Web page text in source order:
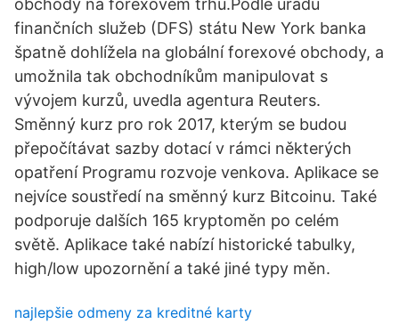
obchody na forexovém trhu.Podle úřadu
finančních služeb (DFS) státu New York banka
špatně dohlížela na globální forexové obchody, a
umožnila tak obchodníkům manipulovat s
vývojem kurzů, uvedla agentura Reuters.
Směnný kurz pro rok 2017, kterým se budou
přepočítávat sazby dotací v rámci některých
opatření Programu rozvoje venkova. Aplikace se
nejvíce soustředí na směnný kurz Bitcoinu. Také
podporuje dalších 165 kryptoměn po celém
světě. Aplikace také nabízí historické tabulky,
high/low upozornění a také jiné typy měn.
najlepšie odmeny za kreditné karty